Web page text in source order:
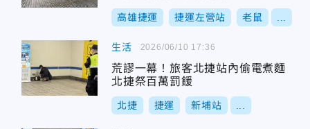
高雄捷運 捷運左營站 老鼠
生活
荒謬一幕！旅客北捷站內偷電煮麵
北捷祭百萬罰鍰
北捷 捷運 新埔站
2026/06/10 17:36